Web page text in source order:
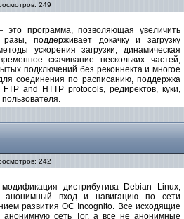
249
это программа, позволяющая увеличить
поддерживает докачку и загрузку
ускорения загрузки, динамическая
скачивание нескольких частей,
подключений без реконнекта и многое
соединения по расписанию, поддержка
and HTTP protocols, редиректов, куки,
242
дистрибутива Debian Linux,
анонимный вход и навигацию по сети
развития ОС Incognito. Все исходящие
анонимную сеть Tor, а все не анонимные